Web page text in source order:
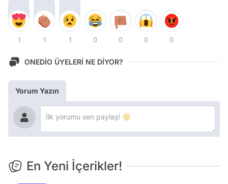
1 1 1 0 0 0 0
ONEDİO ÜYELERİ NE DİYOR?
Yorum Yazın
En Yeni İçerikler!